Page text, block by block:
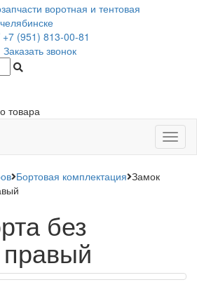
+7 (951) 813-00-81
Заказать звонок
товара
Бортовая комплектация Замок
без